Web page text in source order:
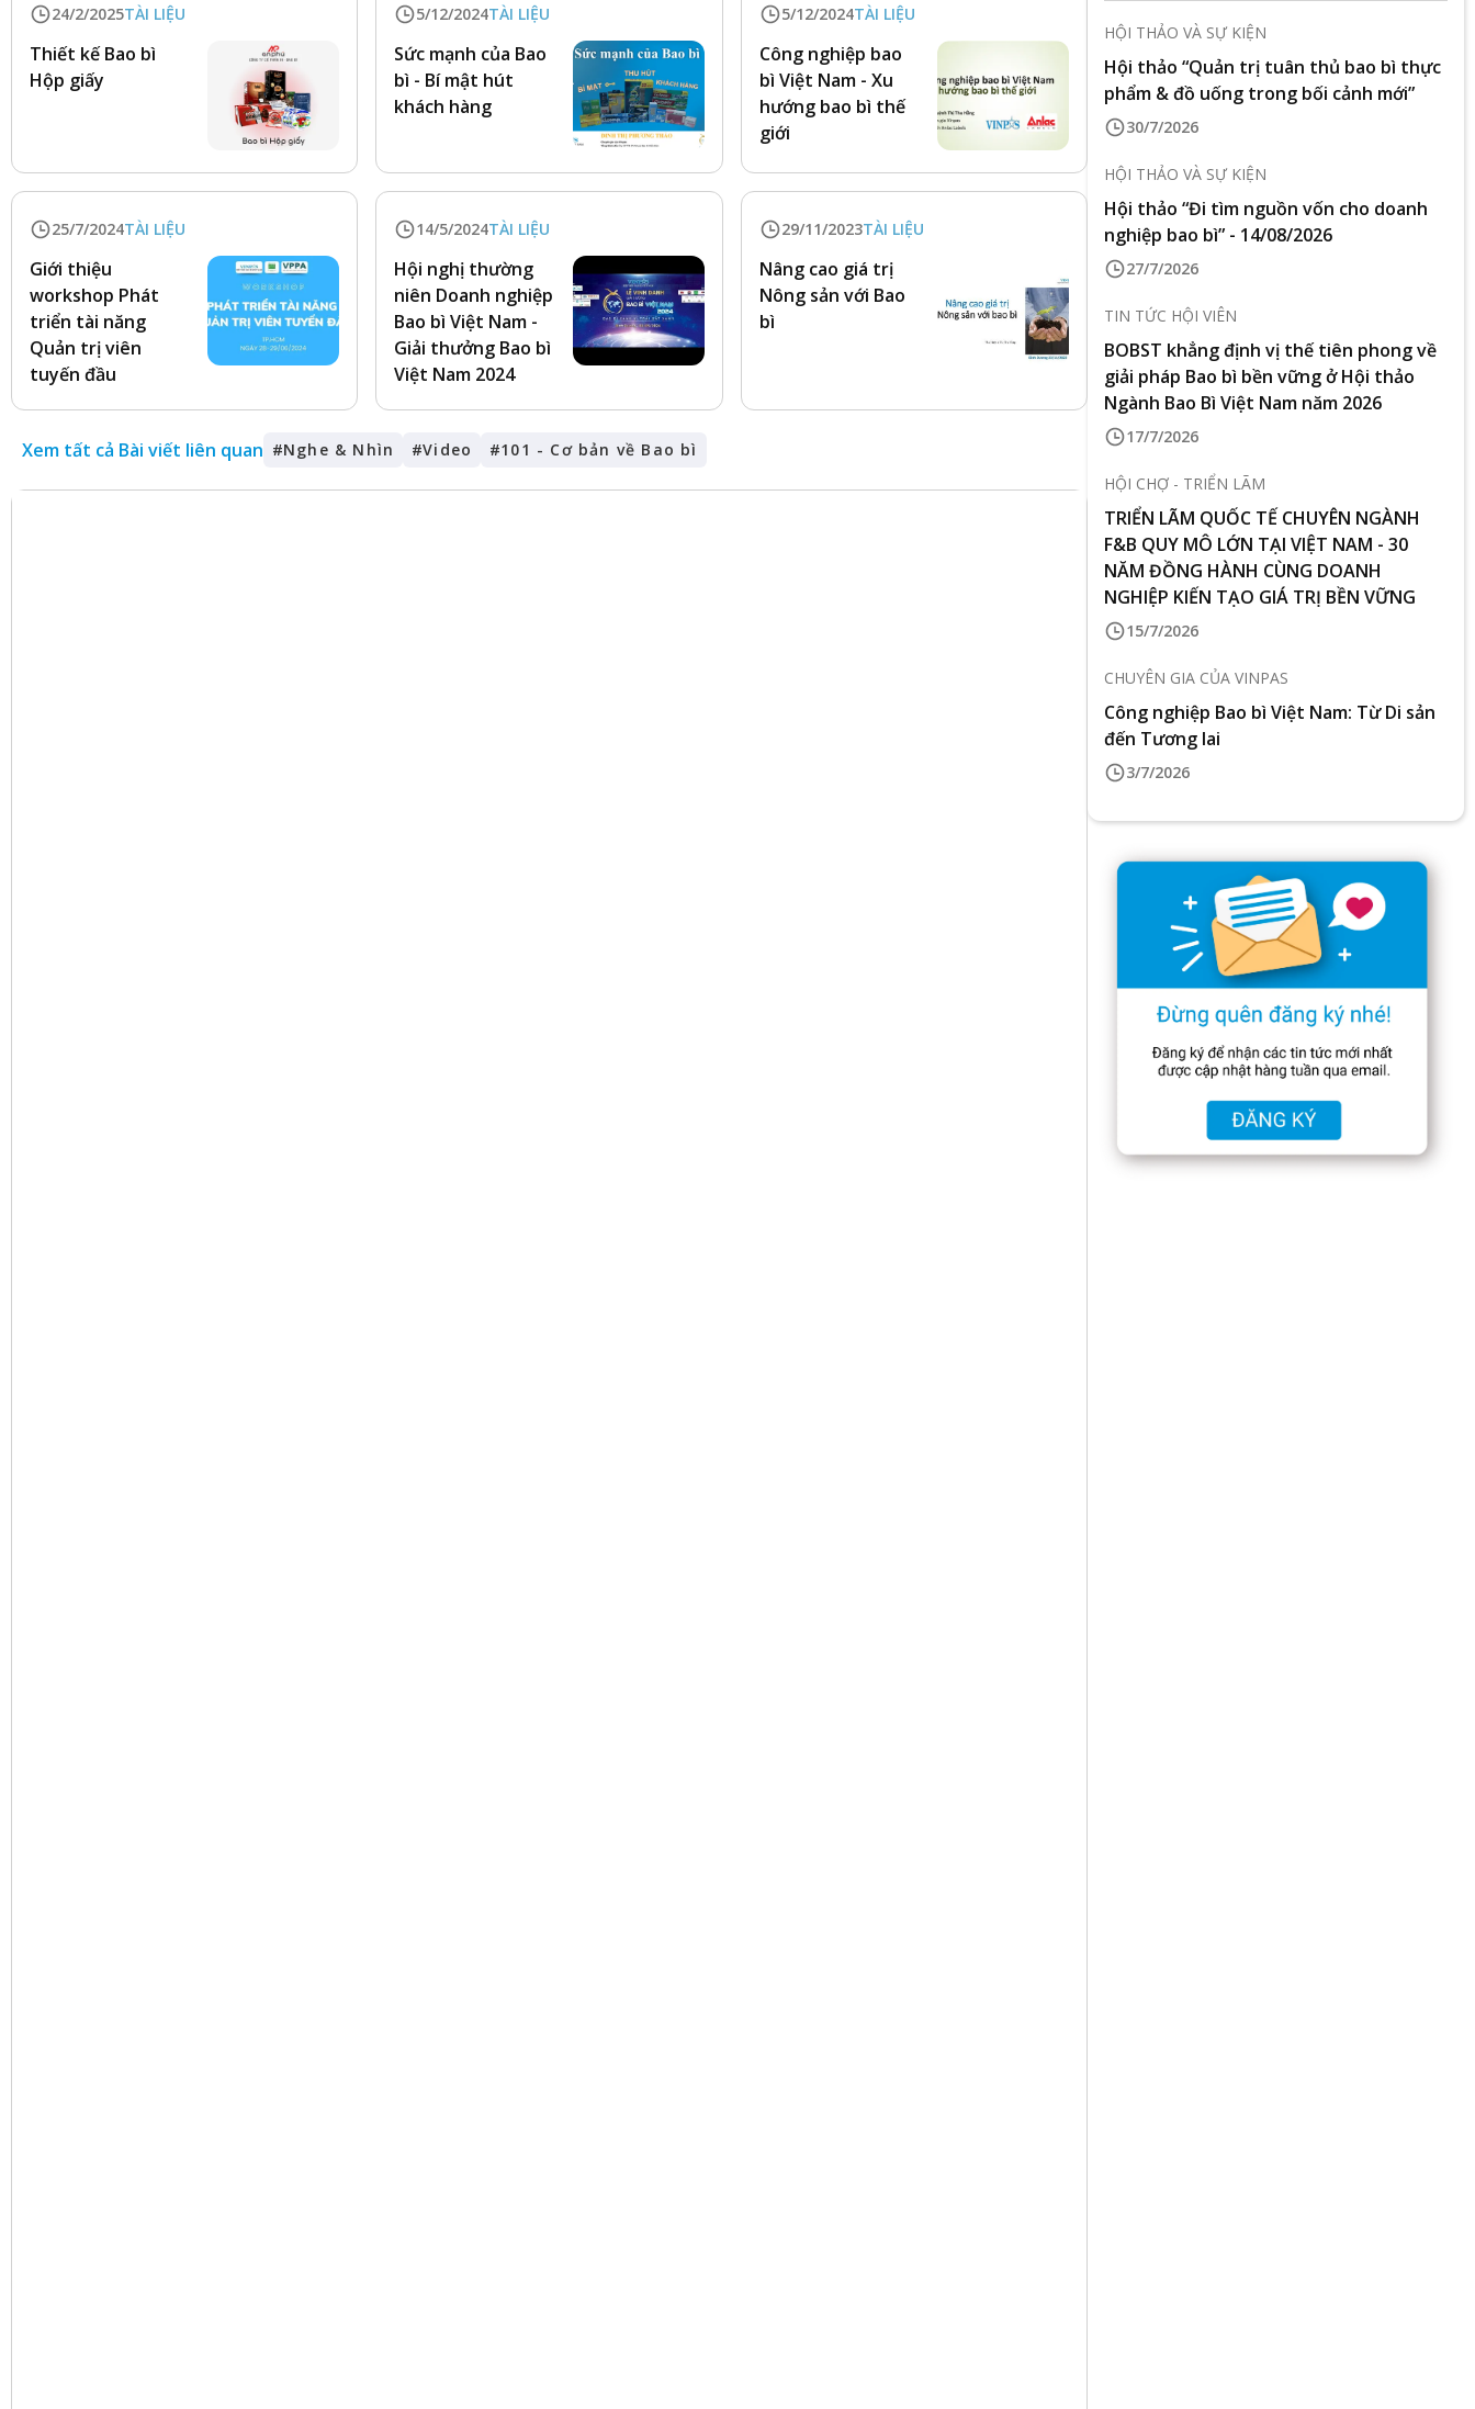
24/2/2025TÀI LIỆU
Thiết kế Bao bì
Hộp giấy
5/12/2024TÀI LIỆU
Sức mạnh của Bao
bì - Bí mật hút
khách hàng
5/12/2024TÀI LIỆU
Công nghiệp bao
bì Việt Nam - Xu
hướng bao bì thế
giới
25/7/2024TÀI LIỆU
Giới thiệu
workshop Phát
triển tài năng
Quản trị viên
tuyến đầu
14/5/2024TÀI LIỆU
Hội nghị thường
niên Doanh nghiệp
Bao bì Việt Nam -
Giải thưởng Bao bì
Việt Nam 2024
29/11/2023TÀI LIỆU
Nâng cao giá trị
Nông sản với Bao
bì
Xem tất cả Bài viết liên quan #Nghe & Nhìn #Video #101 - Cơ bản về Bao bì
HỘI THẢO VÀ SỰ KIỆN
Hội thảo “Quản trị tuân thủ bao bì thực
phẩm & đồ uống trong bối cảnh mới”
30/7/2026
HỘI THẢO VÀ SỰ KIỆN
Hội thảo “Đi tìm nguồn vốn cho doanh
nghiệp bao bì” - 14/08/2026
27/7/2026
TIN TỨC HỘI VIÊN
BOBST khẳng định vị thế tiên phong về
giải pháp Bao bì bền vững ở Hội thảo
Ngành Bao Bì Việt Nam năm 2026
17/7/2026
HỘI CHỢ - TRIỂN LÃM
TRIỂN LÃM QUỐC TẾ CHUYÊN NGÀNH
F&B QUY MÔ LỚN TẠI VIỆT NAM - 30
NĂM ĐỒNG HÀNH CÙNG DOANH
NGHIỆP KIẾN TẠO GIÁ TRỊ BỀN VỮNG
15/7/2026
CHUYÊN GIA CỦA VINPAS
Công nghiệp Bao bì Việt Nam: Từ Di sản
đến Tương lai
3/7/2026